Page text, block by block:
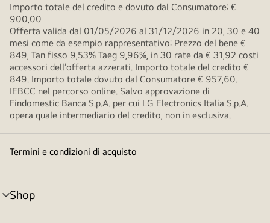
Importo totale del credito e dovuto dal Consumatore: €
900,00
Offerta valida dal 01/05/2026 al 31/12/2026 in 20, 30 e 40
mesi come da esempio rappresentativo: Prezzo del bene €
849, Tan fisso 9,53% Taeg 9,96%, in 30 rate da € 31,92 costi
accessori dell’offerta azzerati. Importo totale del credito €
849. Importo totale dovuto dal Consumatore € 957,60.
IEBCC nel percorso online. Salvo approvazione di
Findomestic Banca S.p.A. per cui LG Electronics Italia S.p.A.
opera quale intermediario del credito, non in esclusiva.
Termini e condizioni di acquisto
Shop
Attivazione
menu